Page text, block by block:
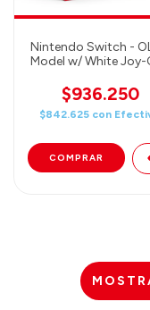
Nintendo Switch -
Model w/ White Joy-
Wonder + Online 3
$936.250
$842.625 con